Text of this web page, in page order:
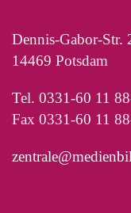
Dennis-Gabor-Str.
14469 Potsdam
Tel. 0331-60 11
Fax 0331-60 11